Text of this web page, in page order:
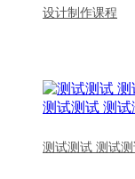
设计制作课程
测试测试 测试